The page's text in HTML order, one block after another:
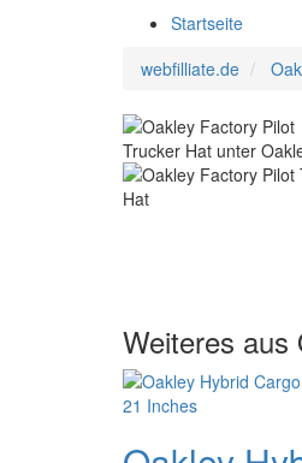
Startseite
webfilliate.de
Weiteres aus